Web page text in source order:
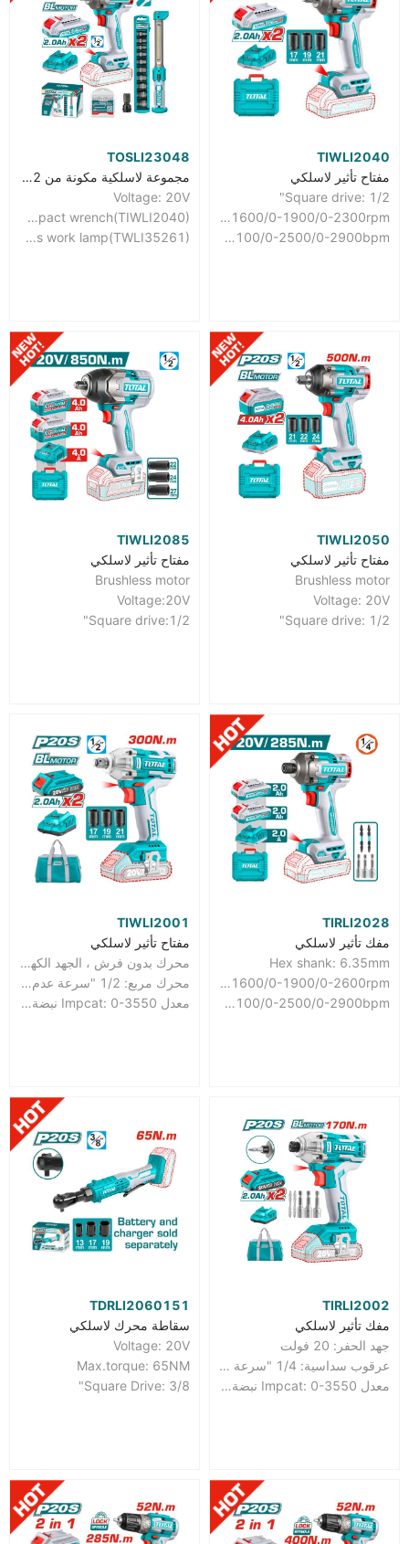
TIWLI2040
مفتاح تأثير لاسلكي
Square drive: 1/2"
No-load speed: 0-1600/0-1900/0-2300rpm
Impact rate: 0-2100/0-2500/0-2900bpm
TOSLI23048
مجموعة لاسلكية مكونة من 2 قطع
Voltage: 20V
With 1pcs cordless impact wrench(TIWLI2040)
With 1pcs work lamp(TWLI35261)
TIWLI2050
مفتاح تأثير لاسلكي
Brushless motor
Voltage: 20V
Square drive: 1/2"
TIWLI2085
مفتاح تأثير لاسلكي
Brushless motor
Voltage:20V
Square drive:1/2"
TIRLI2028
مفك تأثير لاسلكي
Hex shank: 6.35mm
No-load speed: 0-1600/0-1900/0-2600rpm
Impact rate: 0-2100/0-2500/0-2900bpm
TIWLI2001
مفتاح تأثير لاسلكي
محرك بدون فرش ، الجهد الكهربائي: 20 فولت
محرك مربع: 1/2 "سرعة عدم التحميل: 0-2300 / دقيقة
معدل Impcat: 0-3550 نبضة في الدقيقة عزم الدوران: 300 نيوتن متر
TIRLI2002
مفك تأثير لاسلكي
جهد الحفر: 20 فولت
عرقوب سداسية: 1/4 "سرعة عدم التحميل: 0-2400 / دقيقة
معدل Impcat: 0-3550 نبضة في الدقيقة عزم الدوران: 200 نيوتن متر
TDRLI2060151
سقاطة محرك لاسلكي
Voltage: 20V
Max.torque: 65NM
Square Drive: 3/8"